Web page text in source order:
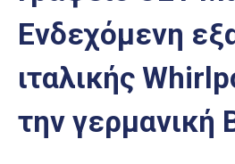
Επιχειρηματική
Υποστήριξη
Έκθεση
Παραδοσιακών
Επαγγελμάτων
Ενδεχόμενη
ιταλικής
την γερμανική